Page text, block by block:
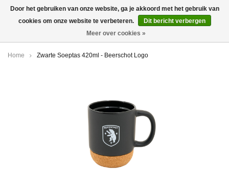
0
Home Zwarte Soeptas 420ml - Beerschot Logo
Door het gebruiken van onze website, ga je akkoord met het gebruik van
cookies om onze website te verbeteren.
Dit bericht verbergen
Meer over cookies »